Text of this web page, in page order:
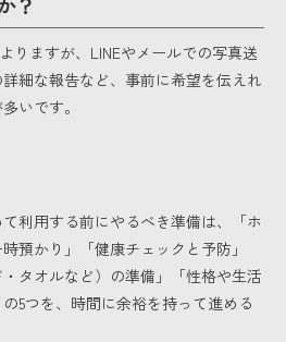
りますが、LINEやメールでの写真送
細な報告など、事前に希望を伝えれ
いです。
利用する前にやるべき準備は、「ホ
預かり」「健康チェックと予防」
・タオルなど）の準備」「性格や生活
5つを、時間に余裕を持って進める